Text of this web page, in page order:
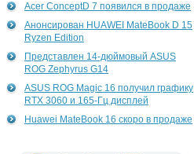
Acer ConceptD 7 появился в продаже
Анонсирован HUAWEI MateBook D 15
Ryzen Edition
Представлен 14-дюймовый ASUS
ROG Zephyrus G14
ASUS ROG Magic 16 получил графику
RTX 3060 и 165-Гц дисплей
Huawei MateBook 16 скоро в продаже